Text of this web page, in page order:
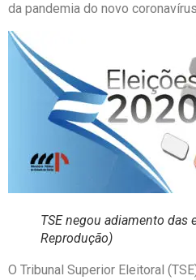
da pandemia do novo
TSE negou adiamento das
Reprodução)
O Tribunal Superior Eleitoral